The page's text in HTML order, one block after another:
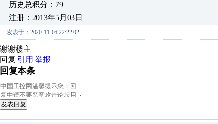
历史总积分：79
注册：2013年5月03日
发表于：2020-11-06 22:22:02
谢谢楼主
回复 引用 举报
回复本条
发表回复